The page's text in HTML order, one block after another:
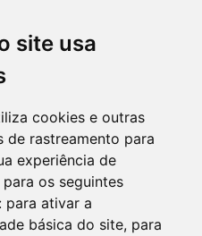
site usa
cookies e outras
de rastreamento para
experiência de
os seguintes
para ativar a
básica do site, para
Lisboa 3.750
Lisboa
filtro de partículas